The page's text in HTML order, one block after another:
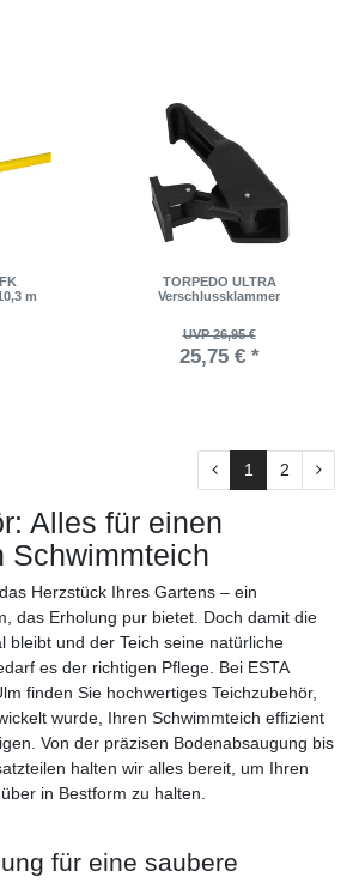
m
TORPEDO ULTRA
Verschlussklammer
UVP 26,95 €
25,75 € *
1 2
Alles für einen
Schwimmteich
Herzstück Ihres Gartens – ein
das Erholung pur bietet. Doch damit die
bleibt und der Teich seine natürliche
es der richtigen Pflege. Bei ESTA
finden Sie hochwertiges Teichzubehör,
wurde, Ihren Schwimmteich effizient
Von der präzisen Bodenabsaugung bis
halten wir alles bereit, um Ihren
in Bestform zu halten.
für eine saubere